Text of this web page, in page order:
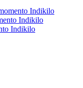
Indikilo
Indikilo
Indikilo